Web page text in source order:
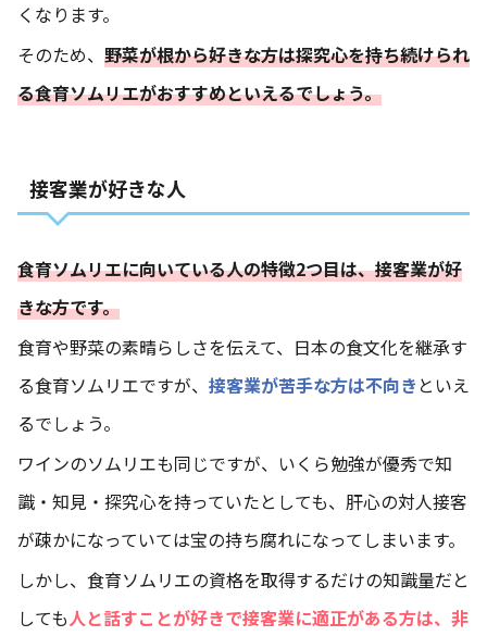
くなります。
そのため、 野菜が根から好きな方は探究心を持ち続けられ
る食育ソムリエがおすすめといえるでしょう。
接客業が好きな人
食育ソムリエに向いている人の特徴2つ目は、接客業が好
きな方です。
食育や野菜の素晴らしさを伝えて、日本の食文化を継承す
る食育ソムリエですが、 接客業が苦手な方は不向き といえ
るでしょう。
ワインのソムリエも同じですが、いくら勉強が優秀で知
識・知見・探究心を持っていたとしても、肝心の対人接客
が疎かになっていては宝の持ち腐れになってしまいます。
しかし、食育ソムリエの資格を取得するだけの知識量だと
しても人と話すことが好きで接客業に適正がある方は、非